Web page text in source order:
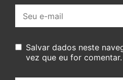
mail:
Salvar dados neste
vez que eu for comentar.